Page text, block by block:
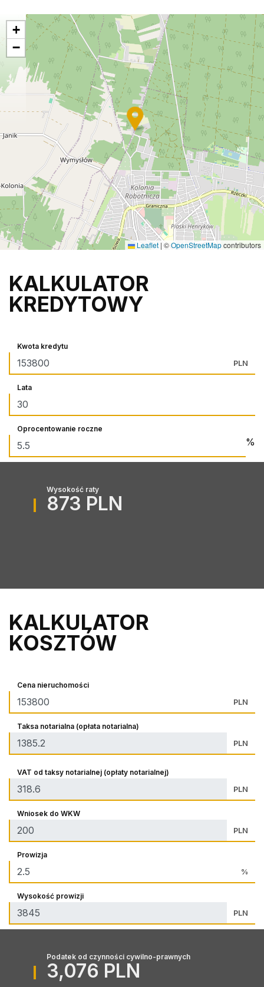
+
−
Leaflet | ©OpenStreetMapcontributors
KALKULATOR
KREDYTOWY
Kwota kredytu
PLN
Lata
Oprocentowanie roczne
%
Wysokość raty
873 PLN
KALKULATOR
KOSZTÓW
Cena nieruchomości
PLN
Taksa notarialna (opłata notarialna)
PLN
VAT od taksy notarialnej (opłaty notarialnej)
PLN
Wniosek do WKW
PLN
Prowizja
%
Wysokość prowizji
PLN
Podatek od czynności cywilno-prawnych
3,076 PLN